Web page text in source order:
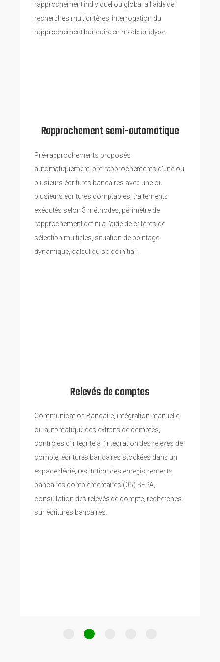
rapprochement individuel ou global à l’aide de
recherches multicritères, interrogation du
rapprochement bancaire en mode analyse.
Rapprochement semi-automatique
Pré-rapprochements proposés
automatiquement, pré-rapprochements d’une ou
plusieurs écritures bancaires avec une ou
plusieurs écritures comptables, traitements
exécutés selon 3 méthodes, périmètre de
rapprochement défini à l’aide de critères de
sélection multiples, situation de pointage
dynamique, calcul du solde initial .
Relevés de comptes
Communication Bancaire, intégration manuelle
ou automatique des extraits de comptes,
contrôles d’intégrité à l’intégration des relevés de
compte, écritures bancaires stockées dans un
espace dédié, restitution des enregistrements
bancaires complémentaires (05) SEPA,
consultation des relevés de compte, recherches
sur écritures bancaires.